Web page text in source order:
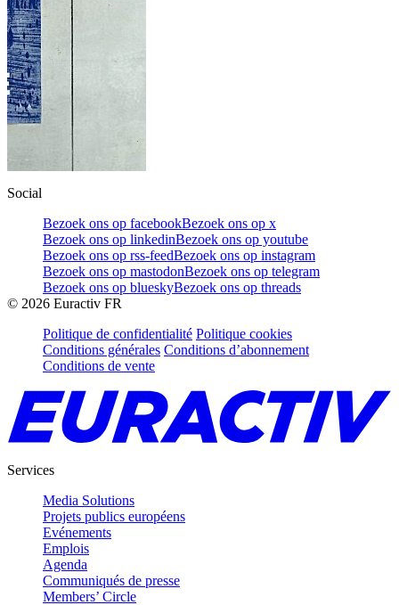
Social
Bezoek ons op facebookBezoek ons op x
Bezoek ons op linkedinBezoek ons op youtube
Bezoek ons op rss-feedBezoek ons op instagram
Bezoek ons op mastodonBezoek ons op telegram
Bezoek ons op blueskyBezoek ons op threads
© 2026 Euractiv FR
Politique de confidentialité Politique cookies
Conditions générales Conditions d’abonnement
Conditions de vente
Services
Media Solutions
Projets publics européens
Evénements
Emplois
Agenda
Communiqués de presse
Members’ Circle